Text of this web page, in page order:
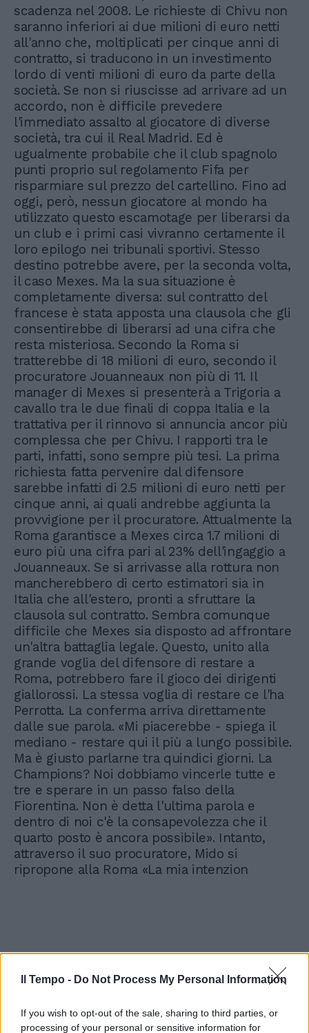
Il Tempo - Do Not Process My Personal Information
If you wish to opt-out of the sale, sharing to third parties, or
processing of your personal or sensitive information for
scadenza nel 2008. Le richieste di Chivu non
saranno inferiori ai due milioni di euro netti
all'anno che, moltiplicati per cinque anni di
contratto, si traducono in un investimento
lordo di venti milioni di euro da parte della
società. Se non si riuscisse ad arrivare ad un
accordo, non è difficile prevedere
l'immediato assalto al giocatore di diverse
società, tra cui il Real Madrid. Ed è
ugualmente probabile che il club spagnolo
punti proprio sul regolamento Fifa per
risparmiare sul prezzo del cartellino. Fino ad
oggi, però, nessun giocatore al mondo ha
utilizzato questo escamotage per liberarsi da
un club e i primi casi vivranno certamente il
loro epilogo nei tribunali sportivi. Stesso
destino potrebbe avere, per la seconda volta,
il caso Mexes. Ma la sua situazione è
completamente diversa: sul contratto del
francese è stata apposta una clausola che gli
consentirebbe di liberarsi ad una cifra che
resta misteriosa. Secondo la Roma si
tratterebbe di 18 milioni di euro, secondo il
procuratore Jouanneaux non più di 11. Il
manager di Mexes si presenterà a Trigoria a
cavallo tra le due finali di coppa Italia e la
trattativa per il rinnovo si annuncia ancor più
complessa che per Chivu. I rapporti tra le
parti, infatti, sono sempre più tesi. La prima
richiesta fatta pervenire dal difensore
sarebbe infatti di 2.5 milioni di euro netti per
cinque anni, ai quali andrebbe aggiunta la
provvigione per il procuratore. Attualmente la
Roma garantisce a Mexes circa 1.7 milioni di
euro più una cifra pari al 23% dell'ingaggio a
Jouanneaux. Se si arrivasse alla rottura non
mancherebbero di certo estimatori sia in
Italia che all'estero, pronti a sfruttare la
clausola sul contratto. Sembra comunque
difficile che Mexes sia disposto ad affrontare
un'altra battaglia legale. Questo, unito alla
grande voglia del difensore di restare a
Roma, potrebbero fare il gioco dei dirigenti
giallorossi. La stessa voglia di restare ce l'ha
Perrotta. La conferma arriva direttamente
dalle sue parola. «Mi piacerebbe - spiega il
mediano - restare qui il più a lungo possibile.
Ma è giusto parlarne tra quindici giorni. La
Champions? Noi dobbiamo vincerle tutte e
tre e sperare in un passo falso della
Fiorentina. Non è detta l'ultima parola e
dentro di noi c'è la consapevolezza che il
quarto posto è ancora possibile». Intanto,
attraverso il suo procuratore, Mido si
ripropone alla Roma «La mia intenzion